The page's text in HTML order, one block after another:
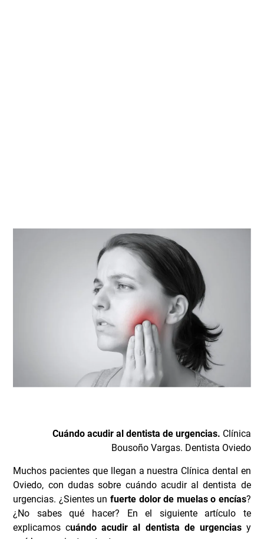
Cuándo acudir al dentista de urgencias. Clínica
Bousoño Vargas. Dentista Oviedo
Muchos pacientes que llegan a nuestra Clínica dental en
Oviedo, con dudas sobre cuándo acudir al dentista de
urgencias. ¿Sientes un fuerte dolor de muelas o encías?
¿No sabes qué hacer? En el siguiente artículo te
explicamos cuándo acudir al dentista de urgenciasy